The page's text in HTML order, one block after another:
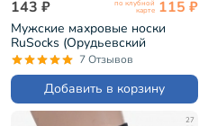
143 ₽ по клубной
карте 115 ₽
Мужские махровые носки
RuSocks (Орудьевский
трикотаж) ЧЕРНЫЕ (М-188)
7 Отзывов
Добавить в корзину
27